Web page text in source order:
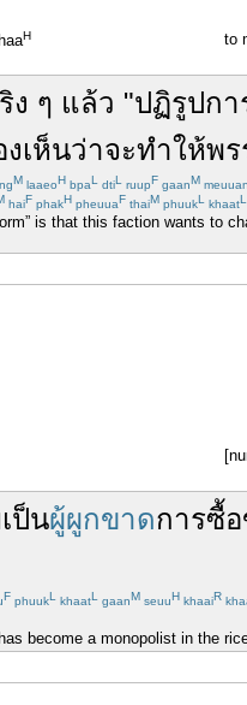
H to
ง ๆ แล้ว "ปฏิรูปกา
เห็นว่าจะทำให้พร
M laaeoH bpaL dtiL ruupF gaanM
haiF phakH pheuuaF thaiM phuukL khaatL
is that this faction wants to
ป็นผู้ผูกขาดการซื้
F phuukL khaatL gaanM seuuH khaaiR
become a monopolist in the